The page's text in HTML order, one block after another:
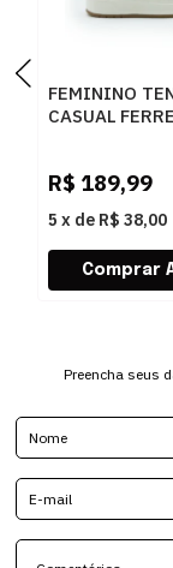
FEMININO
CASUAL
R$ 189,99
5 x de R$ 38,00
Preencha seus